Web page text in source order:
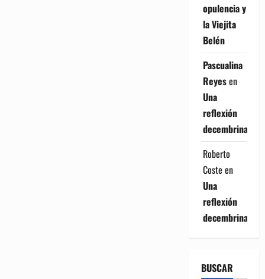
opulencia y
la Viejita
Belén
Pascualina
Reyesen
Una
reflexión
decembrina
Roberto
Coste en
Una
reflexión
decembrina
BUSCAR